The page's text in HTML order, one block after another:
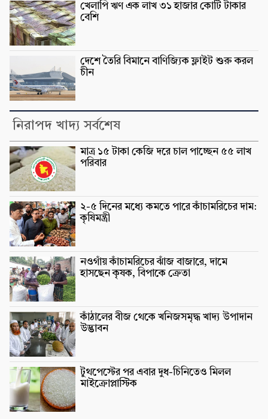
খেলাপি ঋণ এক লাখ ৩১ হাজার কোটি টাকার
বেশি
দেশে তৈরি বিমানে বাণিজ্যিক ফ্লাইট শুরু করল
চীন
নিরাপদ খাদ্য সর্বশেষ
মাত্র ১৫ টাকা কেজি দরে চাল পাচ্ছেন ৫৫ লাখ
পরিবার
২-৫ দিনের মধ্যে কমতে পারে কাঁচামরিচের দাম:
কৃষিমন্ত্রী
নওগাঁয় কাঁচামরিচের ঝাঁজ বাজারে, দামে
হাসছেন কৃষক, বিপাকে ক্রেতা
কাঁঠালের বীজ থেকে খনিজসমৃদ্ধ খাদ্য উপাদান
উদ্ভাবন
টুথপেস্টের পর এবার দুধ-চিনিতেও মিলল
মাইক্রোপ্লাস্টিক